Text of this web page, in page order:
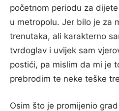
početnom periodu za
u metropolu. Jer bilo je za
trenutaka, ali karakterno
tvrdoglav i uvijek sam
postići, pa mislim da mi je
prebrodim te neke teške
Osim što je promijenio